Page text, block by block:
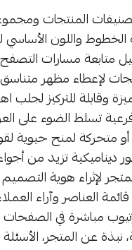
المنتجات
الخطوط واللون الأساسي
متابعة مسارات
لإعطاء مظهر
وقابلة للتركيز لجلب
تسلط الضوء على
متحركة لمنح حيوية
تزيد من
لإثراء هوية
العناصر وآراء
مباشرة في الصفحات
عن المتجر،